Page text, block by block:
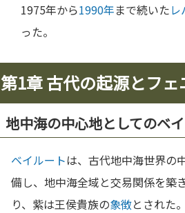
1975年から1990年まで続いた
った。
第1章 古代の起源とフェ
地中海の中心地としてのベ
ベイルートは、古代地中海世界の
備し、地中海全域と交易関係を築
り、紫は王侯貴族の象徴とされた